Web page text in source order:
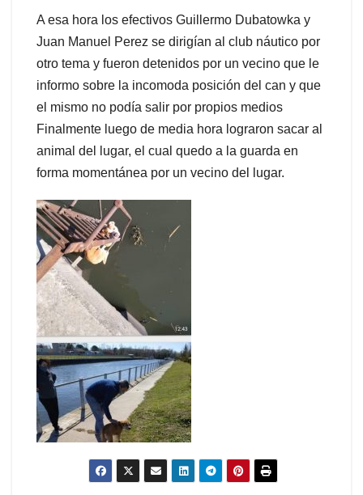
A esa hora los efectivos Guillermo Dubatowka y
Juan Manuel Perez se dirigían al club náutico por
otro tema y fueron detenidos por un vecino que le
informo sobre la incomoda posición del can y que
el mismo no podía salir por propios medios
Finalmente luego de media hora lograron sacar al
animal del lugar, el cual quedo a la guarda en
forma momentánea por un vecino del lugar.